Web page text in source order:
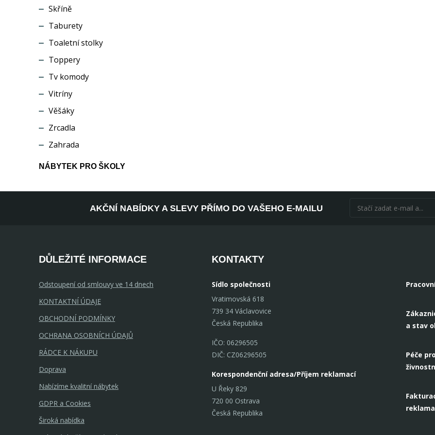
Skříně
Taburety
Toaletní stolky
Toppery
Tv komody
Vitríny
Věšáky
Zrcadla
Zahrada
NÁBYTEK PRO ŠKOLY
AKČNÍ NABÍDKY A SLEVY PŘÍMO DO VAŠEHO E-MAILU
DŮLEŽITÉ INFORMACE
Odstoupení od smlouvy ve 14 dnech
KONTAKTNÍ ÚDAJE
OBCHODNÍ PODMÍNKY
OCHRANA OSOBNÍCH ÚDAJŮ
RÁDCE K NÁKUPU
Doprava
Nabízíme kvalitní nábytek
GDPR a Cookies
Široká nabídka
KONTAKTY
Sídlo společnosti
Vratimovská 618
739 34 Václavovice
Česká Republika
IČO: 06296505
DIČ: CZ06296505
Korespondenční adresa/Příjem reklamací
U Řeky 829
720 00 Ostrava
Česká Republika
a stav
Péče